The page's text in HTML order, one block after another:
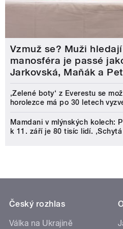
Vzmuž se? Muži
manosféra je passé
Jarkovská, Maňák a
‚Zelené boty‘ z Everestu se
horolezce má po 30 letech
Mamdani v mlýnských kolech:
k 11. září je 80 tisíc lidí.
Český rozhlas
Válka na Ukrajině